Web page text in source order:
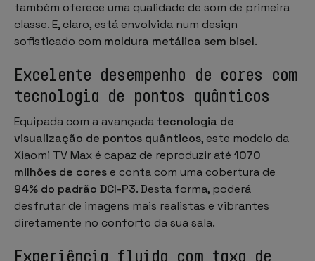
também oferece uma qualidade de som de primeira
classe. E, claro, está envolvida num design
sofisticado com moldura metálica sem bisel.
Excelente desempenho de cores com
tecnologia de pontos quânticos
Equipada com a avançada tecnologia de
visualização de pontos quânticos, este modelo da
Xiaomi TV Max é capaz de reproduzir até 1070
milhões de cores e conta com uma cobertura de
94% do padrão DCI-P3. Desta forma, poderá
desfrutar de imagens mais realistas e vibrantes
diretamente no conforto da sua sala.
Experiência fluida com taxa de